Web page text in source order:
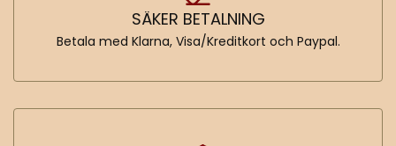
SÄKER BETALNING
Betala med Klarna, Visa/Kreditkort och Paypal.